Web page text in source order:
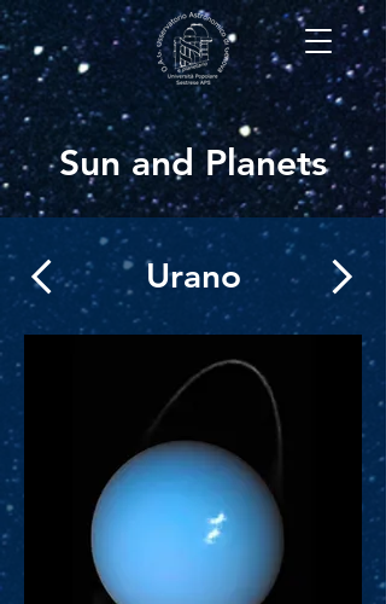
Sun and Planets
Urano